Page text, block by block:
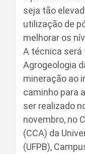
seja tão
utilização de
melhorar os
A técnica será
Agrogeologia
mineração ao
caminho para
ser realizado
novembro, no
(CCA) da
(UFPB),